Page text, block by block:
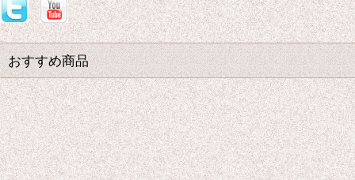
おすすめ商品